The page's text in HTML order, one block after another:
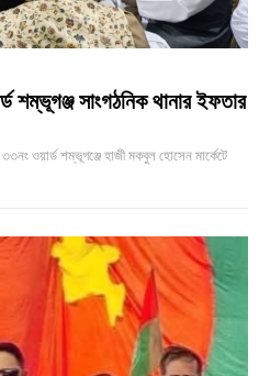
শম্ভূগঞ্জ সাংগঠনিক থানার ইফতার
ওয়ার্ড শম্ভূগঞ্জে হাজী মকবুল হোসেন মার্কেটে